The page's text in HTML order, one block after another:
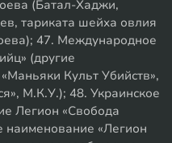
(Батал-Хаджи,
тариката шейха овлия
47. Международное
(другие
Культ Убийств»,
М.К.У.); 48. Украинское
Легион «Свобода
наименование «Легион